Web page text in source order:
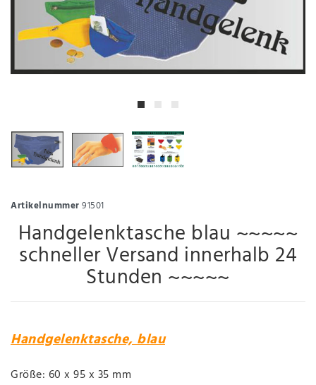
Artikelnummer91501
Handgelenktasche blau ~~~~~
schneller Versand innerhalb 24
Stunden ~~~~~
Handgelenktasche, blau
Größe: 60 x 95 x 35 mm